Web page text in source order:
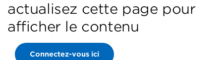
actualisez cette page pour
afficher le contenu
Connectez-vous ici